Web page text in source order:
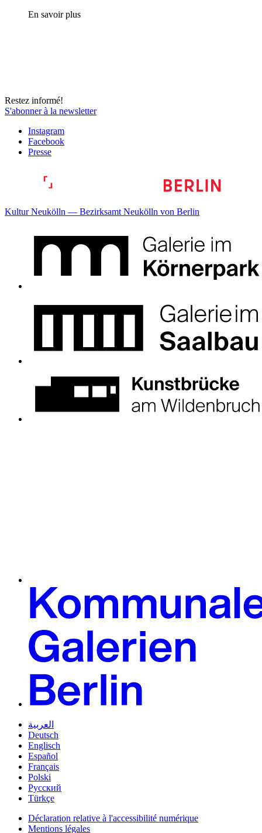
En savoir plus
Restez informé!
S'abonner à la newsletter
Instagram
Facebook
Presse
Kultur Neukölln — Bezirksamt Neukölln von Berlin
العربية
Deutsch
Englisch
Español
Français
Polski
Русский
Türkçe
Déclaration relative à l'accessibilité numérique
Mentions légales